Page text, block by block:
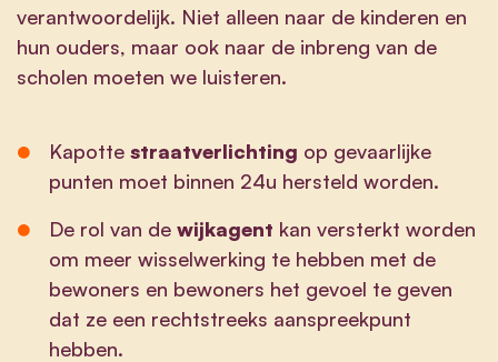
verantwoordelijk. Niet alleen naar de kinderen en
hun ouders, maar ook naar de inbreng van de
scholen moeten we luisteren.
Kapotte straatverlichting op gevaarlijke
punten moet binnen 24u hersteld worden.
De rol van de wijkagent kan versterkt worden
om meer wisselwerking te hebben met de
bewoners en bewoners het gevoel te geven
dat ze een rechtstreeks aanspreekpunt
hebben.